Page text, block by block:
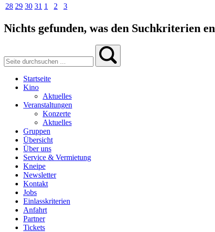
28 29 30 31 1 2 3
Nichts gefunden, was den Suchkriterien
Startseite
Kino
Aktuelles
Veranstaltungen
Konzerte
Aktuelles
Gruppen
Übersicht
Über uns
Service & Vermietung
Kneipe
Newsletter
Kontakt
Jobs
Einlasskriterien
Anfahrt
Partner
Tickets